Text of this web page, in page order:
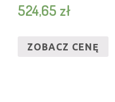
524,65 zł
ZOBACZ CENĘ